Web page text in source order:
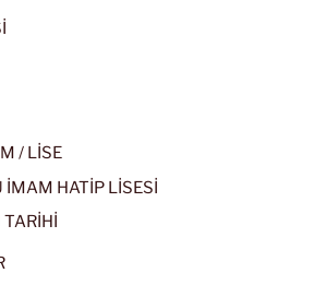
/ LİSE
İMAM HATİP LİSESİ